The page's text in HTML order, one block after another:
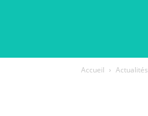
Accueil Actualités